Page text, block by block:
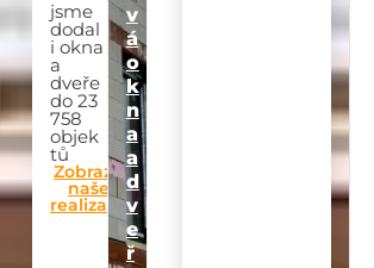
jsme
dodal
i okna
a
dveře
do 23
758
objek
tů
Zobrazit
naše
realizace
v
á
o
k
n
a
a
d
v
e
ř